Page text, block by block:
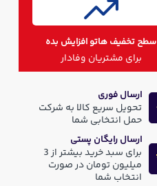
سطح تخفیف هاتو افزایش بده
برای مشتریان وفادار
ارسال فوری
تحویل سریع کالا به شرکت
حمل انتخابی شما
ارسال رایگان پستی
برای سبد خرید بیشتر از 3
میلیون تومان در صورت
انتخاب شما